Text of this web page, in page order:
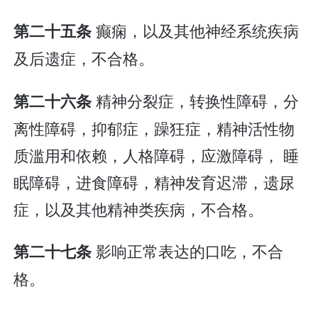
第二十五条癫痫，以及其他神经系统疾病
及后遗症，不合格。
第二十六条精神分裂症，转换性障碍，分
离性障碍，抑郁症，躁狂症，精神活性物
质滥用和依赖，人格障碍，应激障碍， 睡
眠障碍，进食障碍，精神发育迟滞，遗尿
症，以及其他精神类疾病，不合格。
第二十七条影响正常表达的口吃，不合
格。